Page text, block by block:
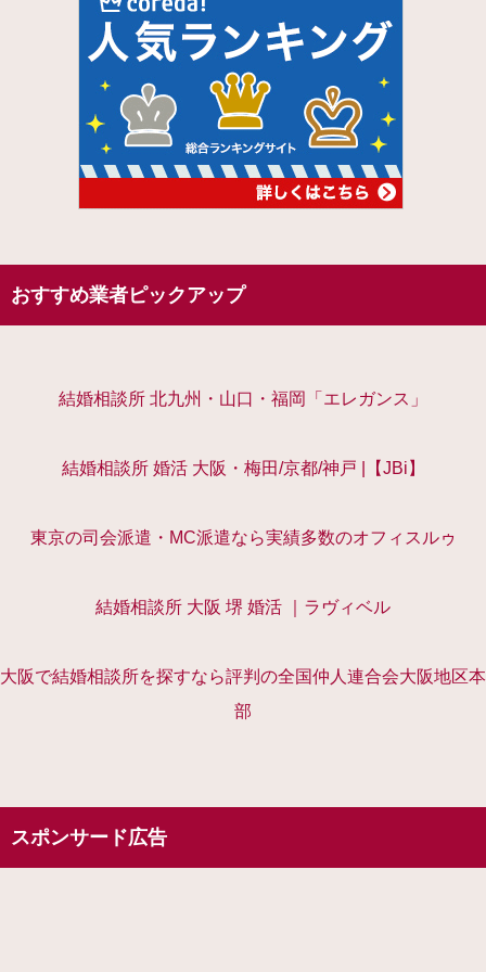
おすすめ業者ピックアップ
結婚相談所 北九州・山口・福岡「エレガンス」
結婚相談所 婚活 大阪・梅田/京都/神戸 |【JBi】
東京の司会派遣・MC派遣なら実績多数のオフィスルゥ
結婚相談所 大阪 堺 婚活 ｜ラヴィベル
大阪で結婚相談所を探すなら評判の全国仲人連合会大阪地区本
部
スポンサード広告